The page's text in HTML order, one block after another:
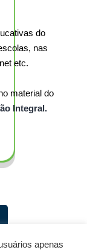
do
nas
etc.
material do
Integral.
apenas